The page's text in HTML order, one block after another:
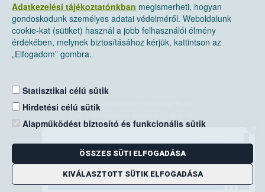
Adatkezelési tájékoztatónkban megismerheti, hogyan
gondoskodunk személyes adatai védelméről. Weboldalunk
cookie-kat (sütiket) használ a jobb felhasználói élmény
érdekében, melynek biztosításához kérjük, kattintson az
„Elfogadom” gombra.
Statisztikai célú sütik
Hirdetési célú sütik
Alapműködést biztosító és funkcionális sütik
ÖSSZES SÜTI ELFOGADÁSA
KIVÁLASZTOTT SÜTIK ELFOGADÁSA
Nemzeti Élelmiszerlánc-biztonsági Hivatal
Levelezési cím: 1525 Budapest. Pf. 30.
E-mail:ugyfelszolgalat@nebih.gov.hu
Zöld szám: 06-80/263-244
Telefon: 06-1/ 336-9000